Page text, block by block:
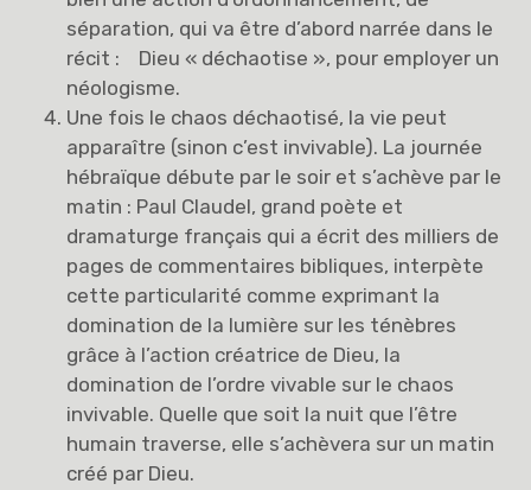
séparation, qui va être d’abord narrée dans le
récit : Dieu « déchaotise », pour employer un
néologisme.
Une fois le chaos déchaotisé, la vie peut
apparaître (sinon c’est invivable). La journée
hébraïque débute par le soir et s’achève par le
matin : Paul Claudel, grand poète et
dramaturge français qui a écrit des milliers de
pages de commentaires bibliques, interpète
cette particularité comme exprimant la
domination de la lumière sur les ténèbres
grâce à l’action créatrice de Dieu, la
domination de l’ordre vivable sur le chaos
invivable. Quelle que soit la nuit que l’être
humain traverse, elle s’achèvera sur un matin
créé par Dieu.